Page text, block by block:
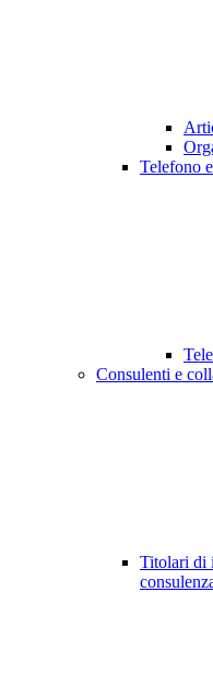
Telefono
Consulenti e
Titolari di